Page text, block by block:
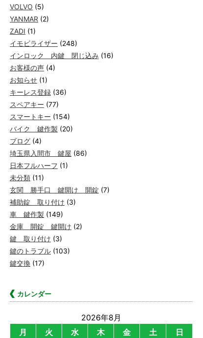
VOLVO (5)
YANMAR (2)
ZADI (1)
イモビライザー (248)
インロック 内鍵 閉じ込み (16)
お客様の声 (4)
お知らせ (1)
キーレス登録 (36)
スペアキー (77)
スマートキー (154)
バイク 鍵作製 (20)
ブログ (4)
埼玉県入間市 鍵屋 (86)
日本フルハーフ (1)
未分類 (11)
玄関 勝手口 鍵開け 開錠 (7)
補助錠 取り付け (3)
車 鍵作製 (149)
金庫 開錠 鍵開け (2)
鍵 取り付け (3)
鍵のトラブル (103)
鍵交換 (17)
カレンダー
2026年8月
月
火 水 木 金 土
日